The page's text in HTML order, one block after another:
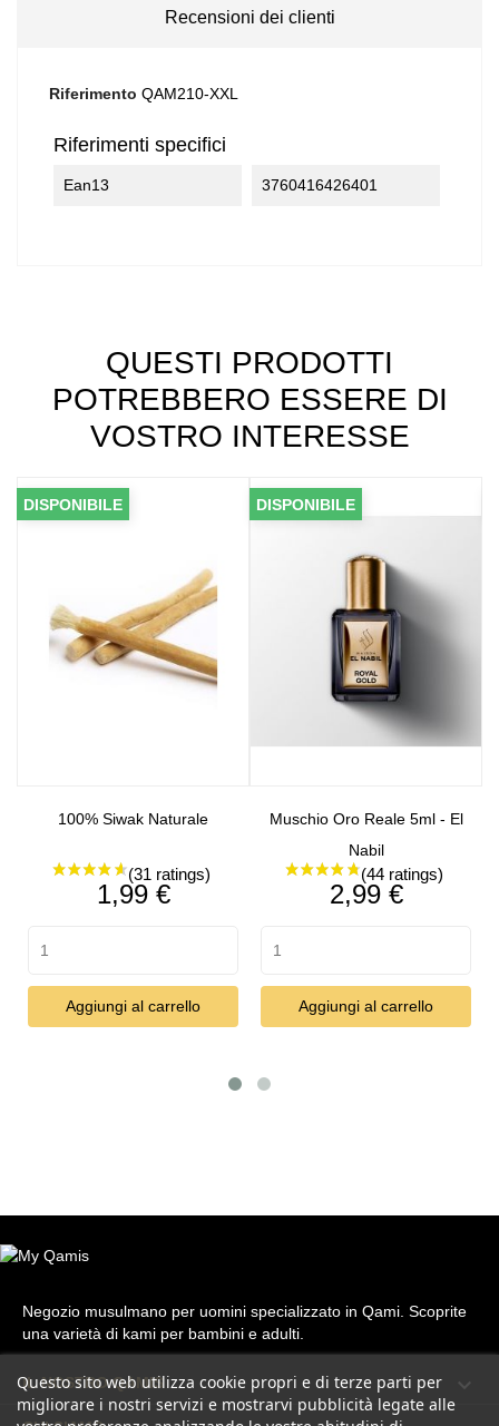
Recensioni dei clienti
Riferimento QAM210-XXL
Riferimenti specifici
Ean13 3760416426401
QUESTI PRODOTTI
POTREBBERO ESSERE DI
VOSTRO INTERESSE
Siwak Naturale
Prezzo
al carrello
Muschio Oro Reale 5ml - El
Prezzo
Aggiungi al carrello
DISPONIBILE
Fez
Negozio musulmano per uomini specializzato in Qami. Scoprite
una varietà di kami per bambini e adulti.
IL NOSTRO QAMIS 
Questo sito web utilizza cookie propri e di terze parti per
migliorare i nostri servizi e mostrarvi pubblicità legate alle